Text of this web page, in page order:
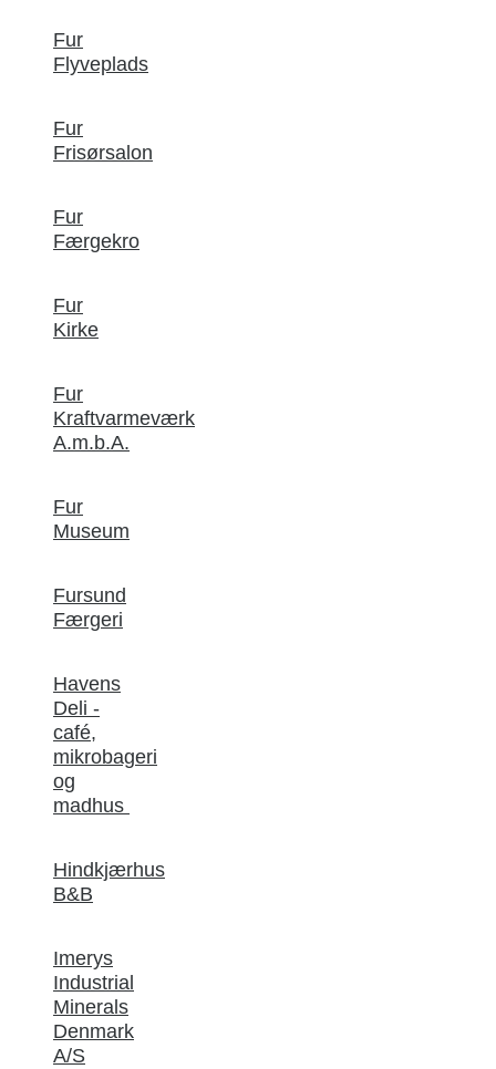
Fur
Flyveplads
Fur
Frisørsalon
Fur
Færgekro
Fur
Kirke
Fur
Kraftvarmeværk
A.m.b.A.
Fur
Museum
Fursund
Færgeri
Havens
Deli -
café,
mikrobageri
og
madhus
Hindkjærhus
B&B
Imerys
Industrial
Minerals
Denmark
A/S